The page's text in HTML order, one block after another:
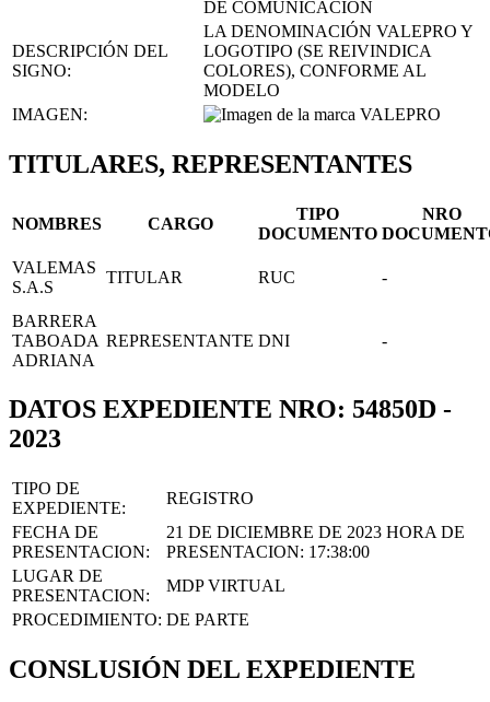
DE COMUNICACIÓN
DESCRIPCIÓN DEL
SIGNO:
LA DENOMINACIÓN VALEPRO Y
LOGOTIPO (SE REIVINDICA
COLORES), CONFORME AL
MODELO
IMAGEN:
TITULARES, REPRESENTANTES
NOMBRES CARGO
TIPO
DOCUMENTO
NRO
VALEMAS
S.A.S
TITULAR RUC -
BARRERA
TABOADA
ADRIANA
REPRESENTANTE DNI -
DATOS EXPEDIENTE NRO: 54850D -
2023
TIPO DE
EXPEDIENTE:
REGISTRO
FECHA DE
PRESENTACION:
21 DE DICIEMBRE DE 2023 HORA DE
PRESENTACION: 17:38:00
LUGAR DE
PRESENTACION:
MDP VIRTUAL
PROCEDIMIENTO: DE PARTE
CONSLUSIÓN DEL EXPEDIENTE